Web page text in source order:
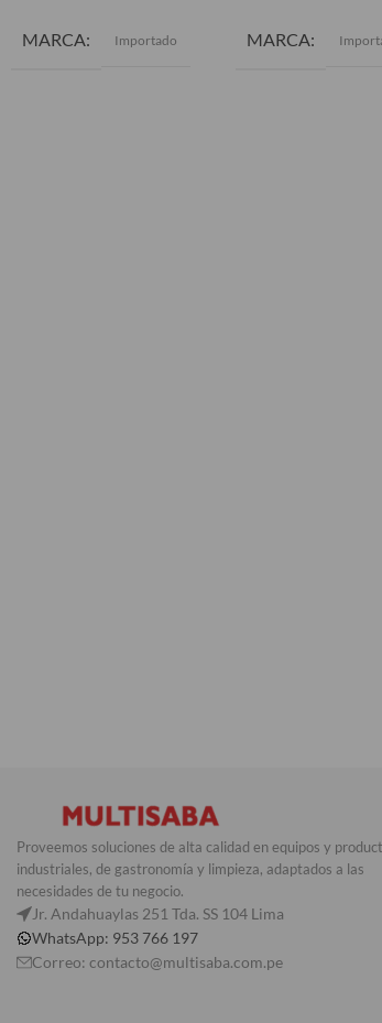
MARCA Importado MARCA
Proveemos soluciones de alta calidad en equipos y
industriales, de gastronomía y limpieza, adaptados a las
necesidades de tu negocio.
Jr. Andahuaylas 251 Tda. SS 104 Lima
WhatsApp: 953 766 197
Correo: contacto@multisaba.com.pe